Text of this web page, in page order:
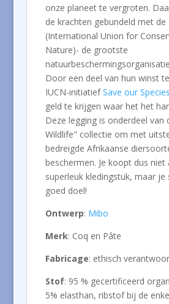
onze planeet te vergroten.
de krachten gebundeld met de
(International Union for
Nature)- de grootste
Door een deel van hun winst
IUCN-initiatiefSave our Species
geld te krijgen waar het het
Deze legging is onderdeel van
Wildlife" collectie om met
bedreigde Afrikaanse
beschermen. Je koopt dus niet
superleuk kledingstuk, maar
goed doel!
Ontwerp: Mibo
Merk: Coq en Pâte
Fabricage: ethisch
Stof: 95 % gecertificeerd
5% elasthan, ribstof bij de